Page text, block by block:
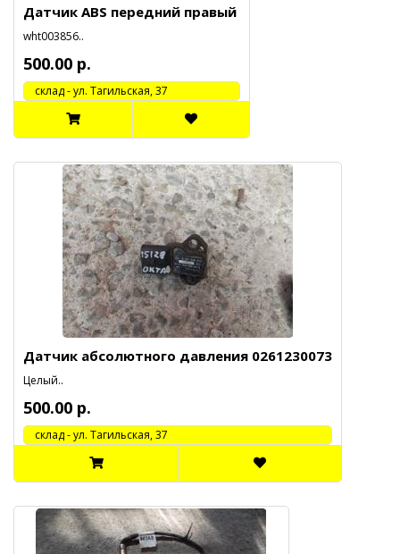
Датчик ABS передний правый
wht003856..
500.00 р.
cклад - ул. Тагильская, 37
Датчик абсолютного давления 0261230073
Целый..
500.00 р.
cклад - ул. Тагильская, 37